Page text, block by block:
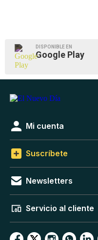
DISPONIBLE EN
Google Play
Mi cuenta
Suscríbete
Newsletters
Servicio al cliente